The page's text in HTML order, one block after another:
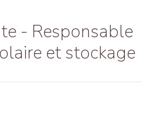
- Responsable
et stockage